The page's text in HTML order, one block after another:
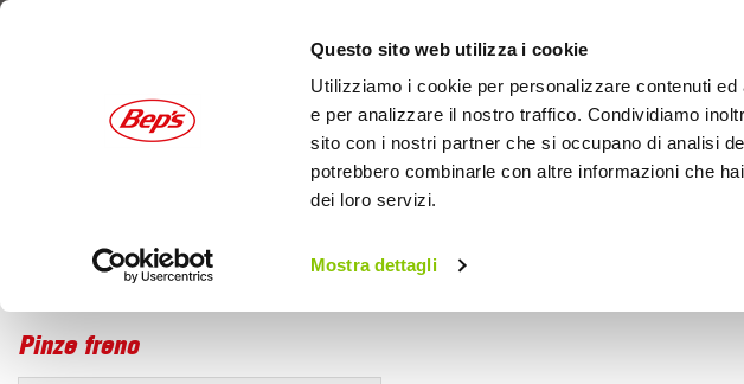
Questo sito web utilizza i cookie
Utilizziamo i cookie per personalizzare contenuti
e per analizzare il nostro traffico. Condividiamo
sito con i nostri partner che si occupano di analisi
potrebbero combinarle con altre informazioni che
dei loro servizi.
Mostra dettagli
Pinze freno